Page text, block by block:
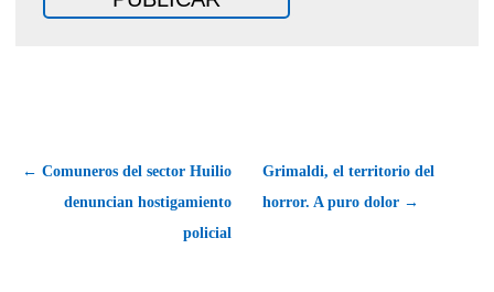
← Comuneros del sector Huilio
denuncian hostigamiento
policial
Grimaldi, el territorio del
horror. A puro dolor →